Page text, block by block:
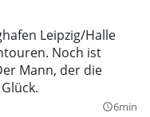
Leipzig/Halle
Noch ist
Mann, der die
query_builder6min